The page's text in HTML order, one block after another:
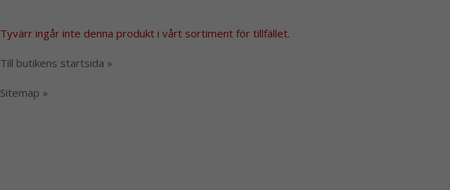
Tyvärr ingår inte denna produkt i vårt sortiment för tillfället.
Till butikens startsida »
Sitemap »